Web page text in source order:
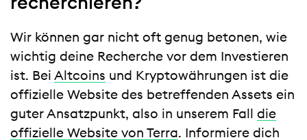
Wir können gar nicht oft genug betonen, wie
wichtig deine Recherche vor dem Investieren
ist. Bei Altcoins und Kryptowährungen ist die
offizielle Website des betreffenden Assets ein
guter Ansatzpunkt, also in unserem Fall die
offizielle Website von Terra. Informiere dich